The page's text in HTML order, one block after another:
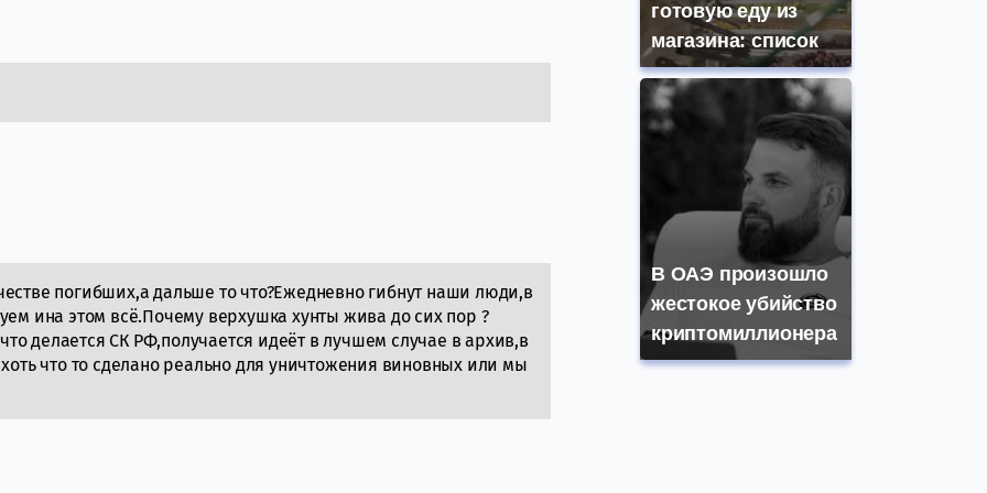
погибших,а дальше то что?Ежедневно гибнут наши люди,в
ина этом всё.Почему верхушка хунты жива до сих пор ?
делается СК РФ,получается идеёт в лучшем случае в архив,в
что то сделано реально для уничтожения виновных или мы
готовую еду из
магазина: список
В ОАЭ произошло
жестокое убийство
криптомиллионера